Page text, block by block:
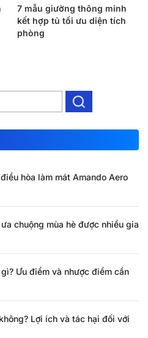
7 mẫu giường thông minh
kết hợp tủ tối ưu diện tích
phòng
hòa làm mát Amando Aero
chuộng mùa hè được nhiều gia
Ưu điểm và nhược điểm cần
Lợi ích và tác hại đối với